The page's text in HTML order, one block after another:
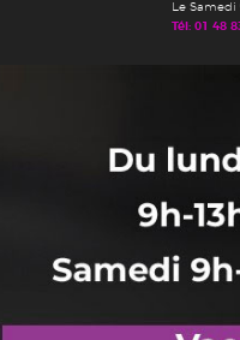
Le Samedi
Tél: 01 48